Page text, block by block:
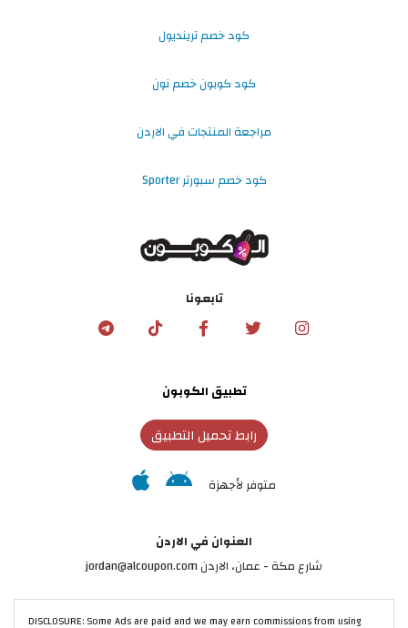
كود خصم ترينديول
كود كوبون خصم نون
مراجعة المنتجات في الاردن
كود خصم سبورتر Sporter
تابعونا
تطبيق الكوبون
رابط تحميل التطبيق
متوفر لأجهزة
العنوان في الاردن
شارع مكة - عمان، الاردن jordan@alcoupon.com
DISCLOSURE: Some Ads are paid and we may earn commissions from using